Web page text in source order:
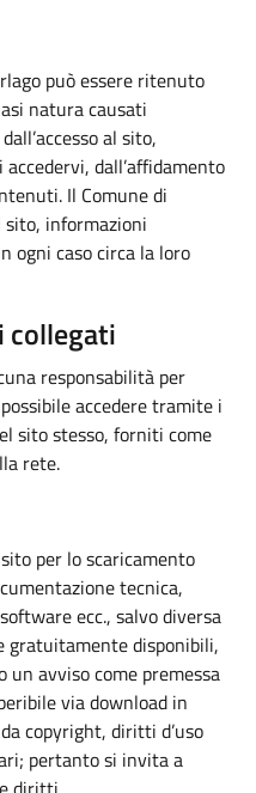
può essere ritenuto
natura causati
al sito,
dall’affidamento
Il Comune di
sito, informazioni
ogni caso circa la loro
collegati
responsabilità per
accedere tramite i
sito stesso, forniti come
rete.
per lo scaricamento
tecnica,
ecc., salvo diversa
gratuitamente disponibili,
avviso come premessa
via download in
copyright, diritti d’uso
pertanto si invita a